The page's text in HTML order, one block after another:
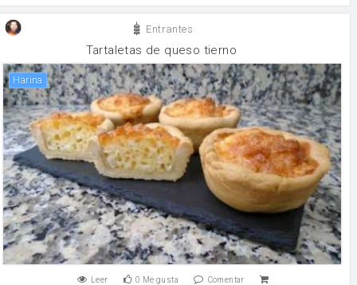
Entrantes
Tartaletas de queso tierno
harina
Leer 0 Me gusta Comentar